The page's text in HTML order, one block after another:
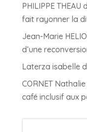
PHILIPPE THEAU
fait rayonner la
Jean-Marie
d’une
Laterza isabelle
CORNET Nathalie
café inclusif aux